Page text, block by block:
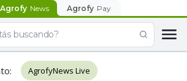
Agrofy News Agrofy Pay
: AgrofyNews Live